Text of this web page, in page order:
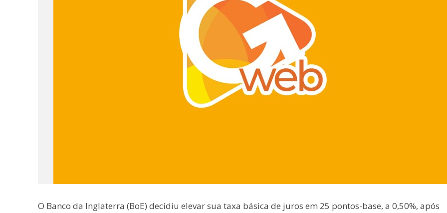
O Banco da Inglaterra (BoE) decidiu elevar sua taxa básica de juros em 25 pontos-base, a 0,50%, após